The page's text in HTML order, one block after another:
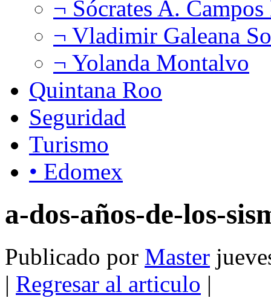
¬ Sócrates A.
¬ Vladimir Galeana
¬ Yolanda Montalvo
Quintana Roo
Seguridad
Turismo
• Edomex
a-dos-años-de-los-
Publicado por Master
| Regresar al articulo |